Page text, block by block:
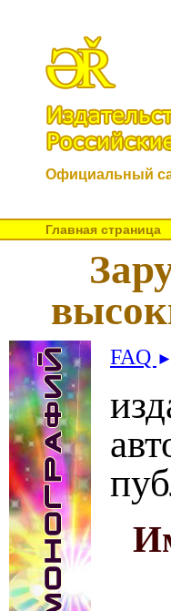
Официальный
Главная страница
FAQ ►